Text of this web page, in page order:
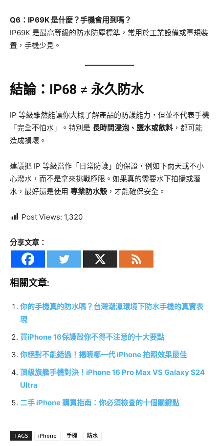
Q6：IP69K 是什麼？手機會用到嗎？
IP69K 是最高等級的防水防塵標準，常用於工業設備或軍規裝
置，手機少見。
結論：IP68 ≠ 永久防水
IP 等級雖然能讓你大概了解產品的防護能力，但並不代表手機
「完全不怕水」。特別是 長時間浸泡、鹽水或飲料 ，都可能
造成損壞。
建議把 IP 等級當作「日常防護」的保證，例如下雨天或不小
心潑水，而不是拿來挑戰極限。如果真的需要水下拍攝或潛
水，最好還是使用 專業防水殼 ，才能確保安全。
Post Views: 1,320
分享文章：
相關文章:
你的手機真的防水嗎？台灣潮濕環境下防水手機的真實表
現
買iPhone 16保護殼你不得不注意的十大要點
你絕對不能錯過！揭曉哪一代 iPhone 拍照效果最佳
頂級旗艦手機對決！iPhone 16 Pro Max VS Galaxy S24
Ultra
二手 iPhone 購買指南：你必須檢查的十個關鍵點
TAGS iPhone 手機 防水